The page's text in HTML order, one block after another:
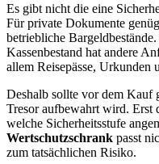
Es gibt nicht die eine
Für private Dokumente
betriebliche
Kassenbestand hat andere
allem Reisepässe, Urkunden
Deshalb sollte vor dem Kauf
Tresor aufbewahrt wird. Erst
welche Sicherheitsstufe
Wertschutzschrank passt
zum tatsächlichen Risiko.